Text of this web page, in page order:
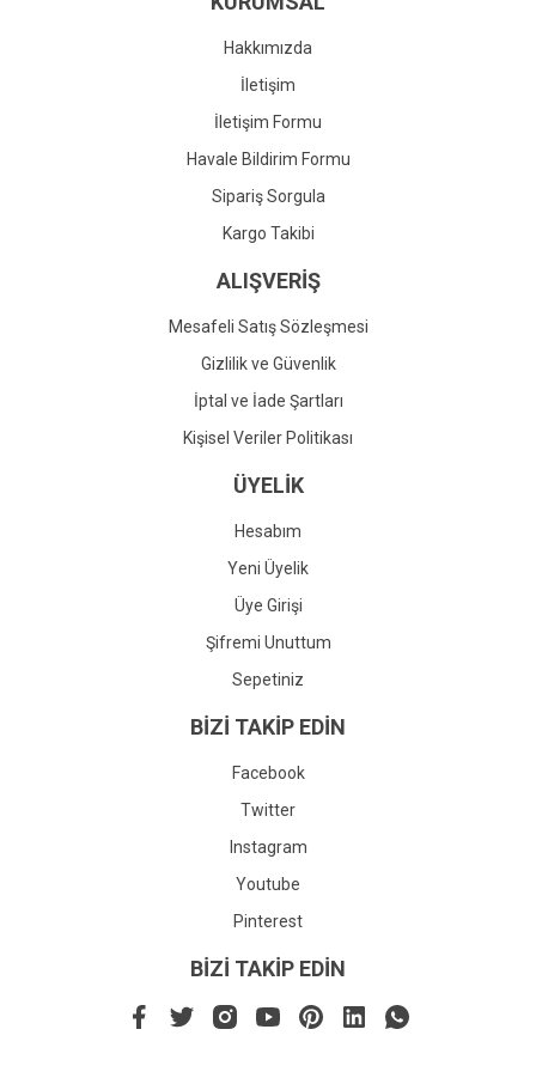
Gönder
Hakkımızda
İletişim
İletişim Formu
Havale Bildirim Formu
Sipariş Sorgula
Kargo Takibi
ALIŞVERİŞ
Mesafeli Satış Sözleşmesi
Gizlilik ve Güvenlik
İptal ve İade Şartları
Kişisel Veriler Politikası
ÜYELİK
Hesabım
Yeni Üyelik
Üye Girişi
Şifremi Unuttum
Sepetiniz
BİZİ TAKİP EDİN
Facebook
Twitter
Instagram
Youtube
Pinterest
BİZİ TAKİP EDİN